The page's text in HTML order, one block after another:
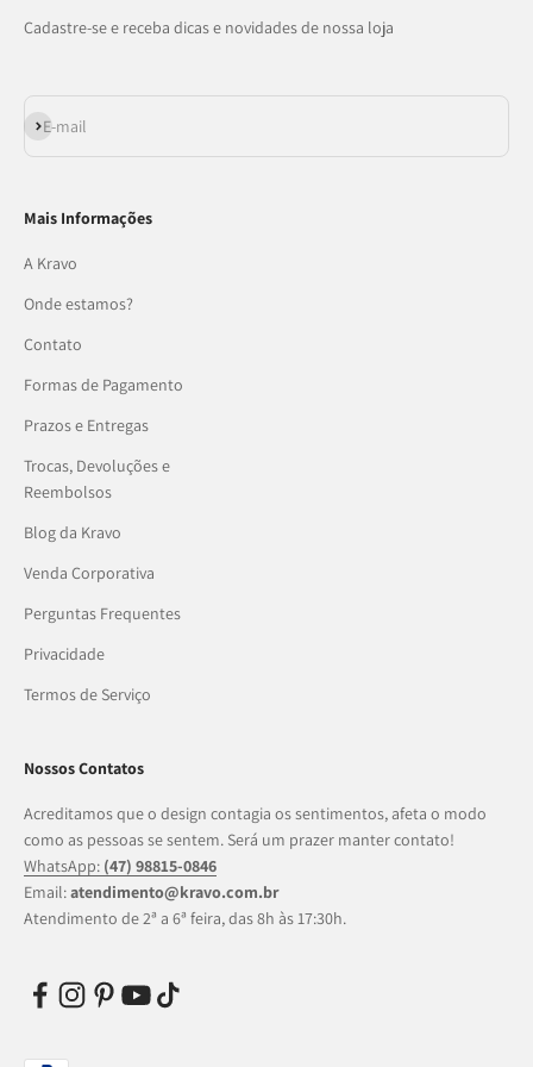
Cadastre-se e receba dicas e novidades de nossa loja
E-mail
Assinar
Mais Informações
A Kravo
Onde estamos?
Contato
Formas de Pagamento
Prazos e Entregas
Trocas, Devoluções e
Reembolsos
Blog da Kravo
Venda Corporativa
Perguntas Frequentes
Privacidade
Termos de Serviço
Nossos Contatos
Acreditamos que o design contagia os sentimentos, afeta o modo
como as pessoas se sentem. Será um prazer manter contato!
WhatsApp: (47) 98815-0846
Email:atendimento@kravo.com.br
Atendimento de 2ª a 6ª feira, das 8h às 17:30h.